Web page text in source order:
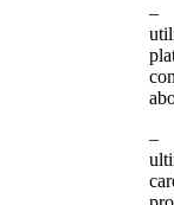
–
–